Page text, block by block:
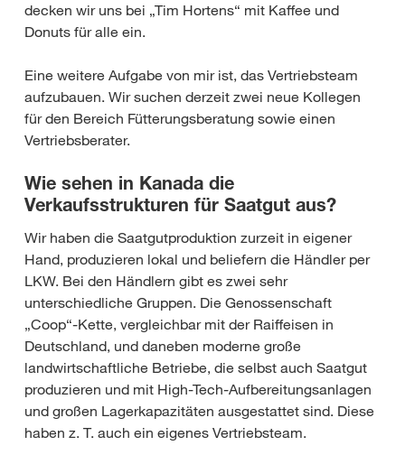
decken wir uns bei „Tim Hortens“ mit Kaffee und
Donuts für alle ein.
Eine weitere Aufgabe von mir ist, das Vertriebsteam
aufzubauen. Wir suchen derzeit zwei neue Kollegen
für den Bereich Fütterungsberatung sowie einen
Vertriebsberater.
Wie sehen in Kanada die
Verkaufsstrukturen für Saatgut aus?
Wir haben die Saatgutproduktion zurzeit in eigener
Hand, produzieren lokal und beliefern die Händler per
LKW. Bei den Händlern gibt es zwei sehr
unterschiedliche Gruppen. Die Genossenschaft
„Coop“-Kette, vergleichbar mit der Raiffeisen in
Deutschland, und daneben moderne große
landwirtschaftliche Betriebe, die selbst auch Saatgut
produzieren und mit High-Tech-Aufbereitungsanlagen
und großen Lagerkapazitäten ausgestattet sind. Diese
haben z. T. auch ein eigenes Vertriebsteam.